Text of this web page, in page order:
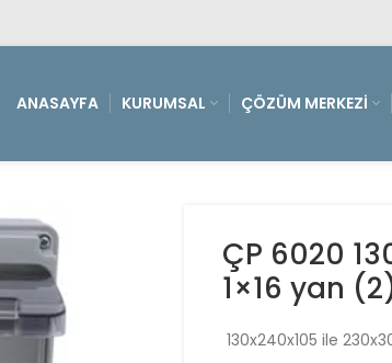
ANASAYFA KURUMSAL ÇÖZÜM MERKEZI
ÇP 6020
1×16 yan
130x240x105 ile